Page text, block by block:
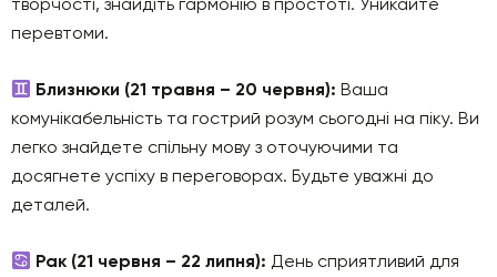
перевтоми.
Близнюки (21 травня – 20 червня): Ваша
комунікабельність та гострий розум сьогодні на піку. Ви
легко знайдете спільну мову з оточуючими та
досягнете успіху в переговорах. Будьте уважні до
деталей.
Рак (21 червня – 22 липня): День сприятливий для